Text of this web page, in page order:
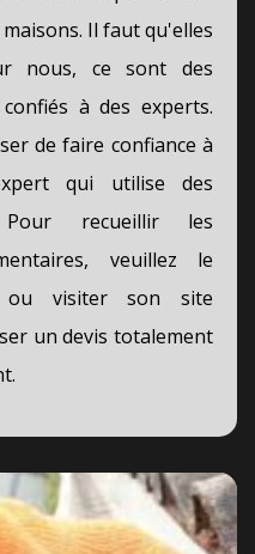
Il faut qu'elles
nous, ce sont des
à des experts.
de faire confiance à
qui utilise des
Pour recueillir les
veuillez le
ou visiter son site
un devis totalement